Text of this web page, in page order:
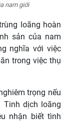
nam giới
loãng hoàn
sản của nam
nghĩa với việc
trong việc thụ
trọng nếu
dịch loãng
nhận biết tình